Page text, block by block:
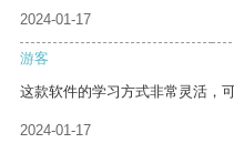
2024-01-17
游客
这款软件的学习方式非常灵活，
2024-01-17